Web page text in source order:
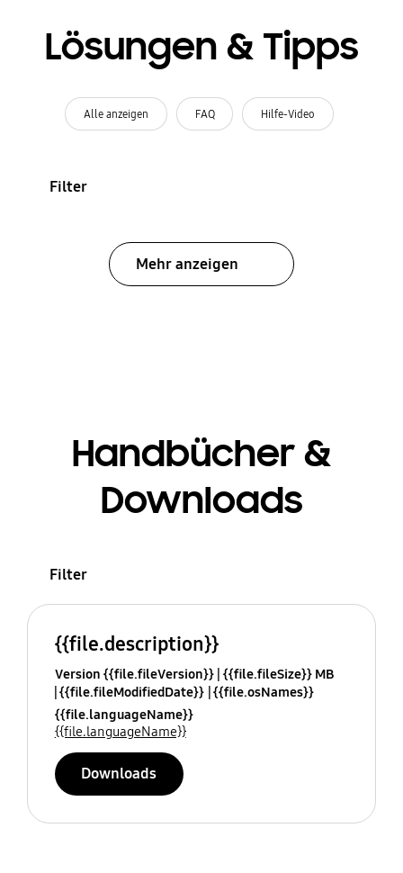
Lösungen & Tipps
Alle anzeigen FAQ Hilfe-Video
Filter
Mehr anzeigen
Handbücher &
Downloads
Filter
{{file.description}}
Version {{file.fileVersion}} {{file.fileSize}} MB
{{file.fileModifiedDate}} {{file.osNames}}
{{file.languageName}}
{{file.languageName}}
Downloads